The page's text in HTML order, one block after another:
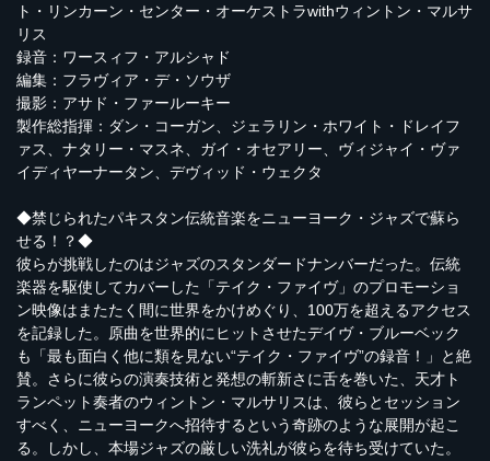
ト・リンカーン・センター・オーケストラwithウィントン・マルサ
リス
録音：ワースィフ・アルシャド
編集：フラヴィア・デ・ソウザ
撮影：アサド・ファールーキー
製作総指揮：ダン・コーガン、ジェラリン・ホワイト・ドレイフ
ァス、ナタリー・マスネ、ガイ・オセアリー、ヴィジャイ・ヴァ
イディヤーナータン、デヴィッド・ウェクタ
◆禁じられたパキスタン伝統音楽をニューヨーク・ジャズで蘇ら
せる！？◆
彼らが挑戦したのはジャズのスタンダードナンバーだった。伝統
楽器を駆使してカバーした「テイク・ファイヴ」のプロモーショ
ン映像はまたたく間に世界をかけめぐり、100万を超えるアクセス
を記録した。原曲を世界的にヒットさせたデイヴ・ブルーベック
も「最も面白く他に類を見ない“テイク・ファイヴ”の録音！」と絶
賛。さらに彼らの演奏技術と発想の斬新さに舌を巻いた、天才ト
ランペット奏者のウィントン・マルサリスは、彼らとセッション
すべく、ニューヨークへ招待するという奇跡のような展開が起こ
る。しかし、本場ジャズの厳しい洗礼が彼らを待ち受けていた。